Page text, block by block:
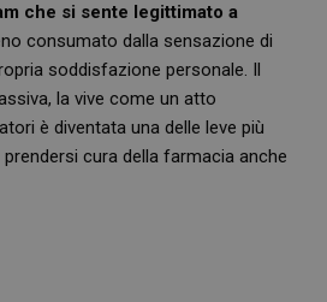
che si sente legittimato a
consumato dalla sensazione di
soddisfazione personale. Il
la vive come un atto
è diventata una delle leve più
cura della farmacia anche
Questo cookie è impostato da Youtube per tenere
preferenze dell'utente per i video di Youtube
anche determinare se il visitatore del sito web sta
o la vecchia versione dell'interfaccia di Youtube.